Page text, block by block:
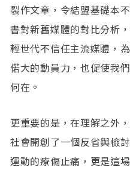
裂作文章，令結盟基礎本
書對新舊媒體的對比分析
輕世代不信任主流媒體，
偌大的動員力，也促使我
何在。
更重要的是，在理解之外
社會開創了一個反省與檢
運動的療傷止痛，更是這